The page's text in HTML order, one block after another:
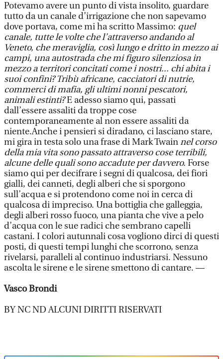
Potevamo avere un punto di vista insolito, guardare
tutto da un canale d’irrigazione che non sapevamo
dove portava, come mi ha scritto Massimo: quel
canale, tutte le volte che l’attraverso andando al
Veneto, che meraviglia, così lungo e dritto in mezzo ai
campi, una autostrada che mi figuro silenziosa in
mezzo a territori concitati come i nostri... chi abita i
suoi confini? Tribù africane, cacciatori di nutrie,
commerci di mafia, gli ultimi nonni pescatori,
animali estinti?E adesso siamo qui, passati
dall’essere assaliti da troppe cose
contemporaneamente al non essere assaliti da
niente.Anche i pensieri si diradano, ci lasciano stare,
mi gira in testa solo una frase di Mark Twainnel corso
della mia vita sono passato attraverso cose terribili,
alcune delle quali sono accadute per davvero. Forse
siamo qui per decifrare i segni di qualcosa, dei fiori
gialli, dei canneti, degli alberi che si sporgono
sull’acqua e si protendono come noi in cerca di
qualcosa di impreciso. Una bottiglia che galleggia,
degli alberi rosso fuoco, una pianta che vive a pelo
d’acqua con le sue radici che sembrano capelli
castani. I colori autunnali cosa vogliono dirci di questi
posti, di questi tempi lunghi che scorrono, senza
rivelarsi, paralleli al continuo industriarsi. Nessuno
ascolta le sirene e le sirene smettono di cantare. —
Vasco Brondi
BY NC ND ALCUNI DIRITTI RISERVATI